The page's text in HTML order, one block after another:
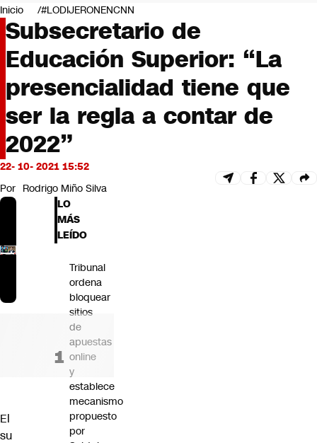
Negocios
Deportes
Programas completos
Cultura
Servicios
Bits
CNN tiempo
Futuro 360
Opinión
Inicio #LODIJERONENCNN
Subsecretario de
Educación Superior: “La
presencialidad tiene que
ser la regla a contar de
2022”
22- 10- 2021 15:52
Por Rodrigo Miño Silva
El
su
LO
MÁS
LEÍDO
Tribunal
ordena
bloquear
sitios
de
apuestas
online
y
establece
mecanismo
propuesto
por